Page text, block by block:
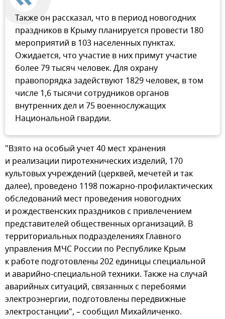
Также он рассказал, что в период новогодних
праздников в Крыму планируется провести 180
мероприятий в 103 населенных пунктах.
Ожидается, что участие в них примут участие
более 79 тысяч человек. Для охрану
правопорядка задействуют 1829 человек, в том
числе 1,6 тысячи сотрудников органов
внутренних дел и 75 военнослужащих
Национальной гвардии.
"Взято на особый учет 40 мест хранения
и реализации пиротехнических изделий, 170
культовых учреждений (церквей, мечетей и так
далее), проведено 1198 пожарно-профилактических
обследований мест проведения новогодних
и рождественских праздников с привлечением
представителей общественных организаций. В
территориальных подразделениях Главного
управления МЧС России по Республике Крым
к работе подготовлены 202 единицы специальной
и аварийно-специальной техники. Также на случай
аварийных ситуаций, связанных с перебоями
электроэнергии, подготовлены передвижные
электростанции", – сообщил Михайличенко.